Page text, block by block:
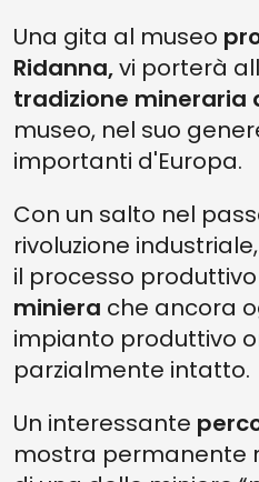
Una gita al museo
Ridanna,vi porterà
tradizione mineraria
museo, nel suo
importanti d'Europa.
Con un salto nel
rivoluzione
il processo
miniera che ancora
impianto produttivo
parzialmente intatto.
Un interessante
mostra permanente